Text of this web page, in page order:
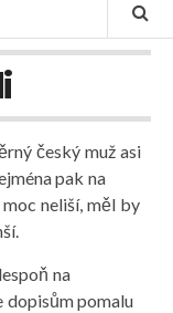
český muž asi
pak na
neliší, měl by
na
dopisům pomalu